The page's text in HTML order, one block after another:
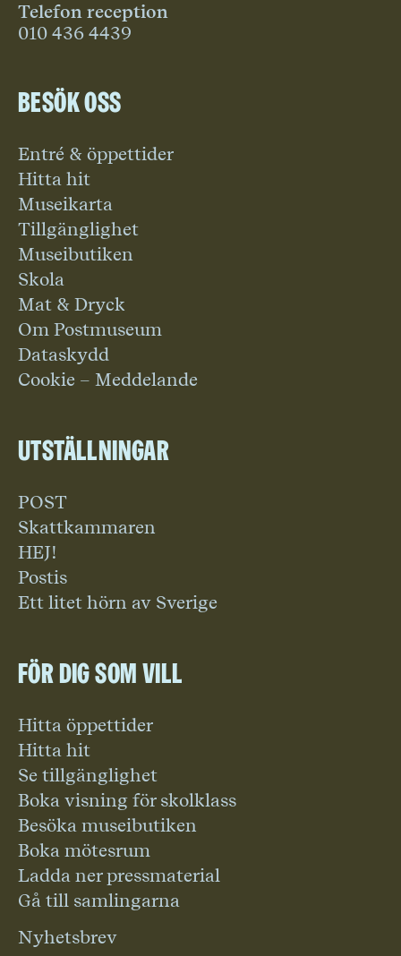
Telefon reception
010 436 4439
Besök oss
Entré & öppettider
Hitta hit
Museikarta
Tillgänglighet
Museibutiken
Skola
Mat & Dryck
Om Postmuseum
Dataskydd
Cookie – Meddelande
Utställningar
POST
Skattkammaren
HEJ!
Postis
Ett litet hörn av Sverige
För dig som vill
Hitta öppettider
Hitta hit
Se tillgänglighet
Boka visning för skolklass
Besöka museibutiken
Boka mötesrum
Ladda ner pressmaterial
Gå till samlingarna
Nyhetsbrev